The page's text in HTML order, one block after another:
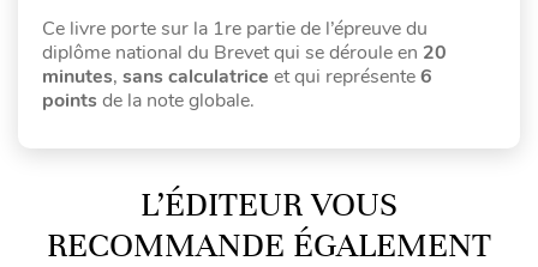
Ce livre porte sur la 1re partie de l’épreuve du
diplôme national du Brevet qui se déroule en 20
minutes, sans calculatrice et qui représente6
points de la note globale.
L’ÉDITEUR VOUS
RECOMMANDE ÉGALEMENT